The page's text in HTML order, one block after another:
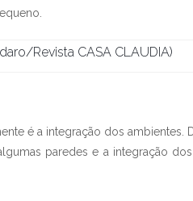
Revista CASA CLAUDIA)
é a integração dos ambientes.
paredes e a integração